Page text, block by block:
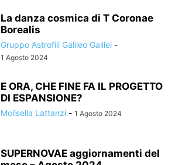
La danza cosmica di T Coronae
Borealis
Gruppo Astrofili Galileo Galilei -
1 Agosto 2024
E ORA, CHE FINE FA IL PROGETTO
DI ESPANSIONE?
Molisella Lattanzi - 1 Agosto 2024
SUPERNOVAE aggiornamenti del